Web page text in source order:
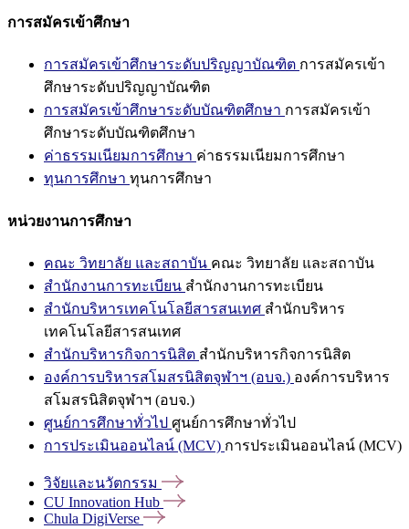
การสมัครเข้าศึกษา
การสมัครเข้าศึกษาระดับปริญญาบัณฑิต การสมัครเข้า
ศึกษาระดับปริญญาบัณฑิต
การสมัครเข้าศึกษาระดับบัณฑิตศึกษา การสมัครเข้า
ศึกษาระดับบัณฑิตศึกษา
ค่าธรรมเนียมการศึกษา ค่าธรรมเนียมการศึกษา
ทุนการศึกษา ทุนการศึกษา
หน่วยงานการศึกษา
คณะ วิทยาลัย และสถาบัน คณะ วิทยาลัย และสถาบัน
สำนักงานการทะเบียน สำนักงานการทะเบียน
สำนักบริหารเทคโนโลยีสารสนเทศ สำนักบริหาร
เทคโนโลยีสารสนเทศ
สำนักบริหารกิจการนิสิต สำนักบริหารกิจการนิสิต
องค์การบริหารสโมสรนิสิตจุฬาฯ (อบจ.) องค์การบริหาร
สโมสรนิสิตจุฬาฯ (อบจ.)
ศูนย์การศึกษาทั่วไป ศูนย์การศึกษาทั่วไป
การประเมินออนไลน์ (MCV) การประเมินออนไลน์ (MCV)
วิจัยและนวัตกรรม
CU Innovation Hub
Chula DigiVerse